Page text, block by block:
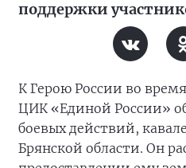
поддержки
К Герою России во
ЦИК «Единой России»
боевых действий,
Брянской области. Он